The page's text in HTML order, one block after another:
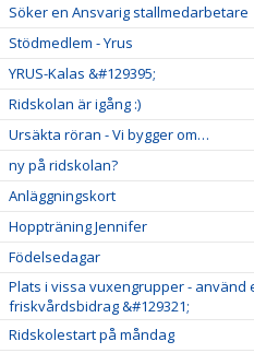
Söker en Ansvarig stallmedarbetare
Stödmedlem - Yrus
YRUS-Kalas &#129395;
Ridskolan är igång :)
Ursäkta röran - Vi bygger om…
ny på ridskolan?
Anläggningskort
Hoppträning Jennifer
Födelsedagar
Plats i vissa vuxengrupper - använd
friskvårdsbidrag &#129321;
Ridskolestart på måndag